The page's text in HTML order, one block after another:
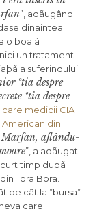
”, adãugând
dinaintea
o boalã
un tratament
a suferindului.
ºtia despre
ºtia despre
care medicii CIA
American din
Marfan, aflându-
”, a adãugat
timp dupã
Tora Bora.
de cât la ”bursa”
care